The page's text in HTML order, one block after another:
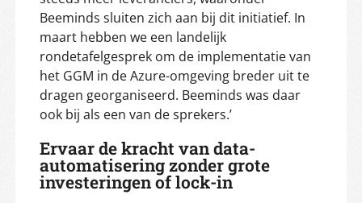
Beeminds sluiten zich aan bij dit initiatief. In
maart hebben we een landelijk
rondetafelgesprek om de implementatie van
het GGM in de Azure-omgeving breder uit te
dragen georganiseerd. Beeminds was daar
ook bij als een van de sprekers.’
Ervaar de kracht van data-
automatisering zonder grote
investeringen of lock-in